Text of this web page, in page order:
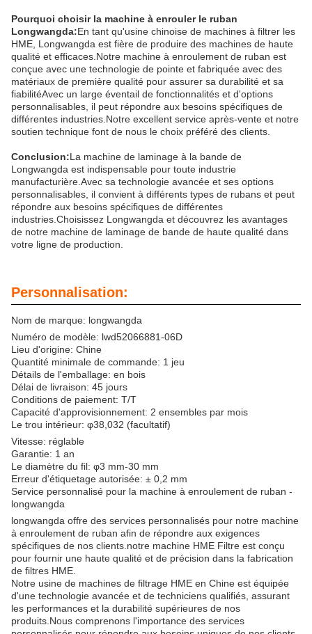
Pourquoi choisir la machine à enrouler le ruban
Longwangda:En tant qu'usine chinoise de machines à filtrer les
HME, Longwangda est fière de produire des machines de haute
qualité et efficaces.Notre machine à enroulement de ruban est
conçue avec une technologie de pointe et fabriquée avec des
matériaux de première qualité pour assurer sa durabilité et sa
fiabilitéAvec un large éventail de fonctionnalités et d'options
personnalisables, il peut répondre aux besoins spécifiques de
différentes industries.Notre excellent service après-vente et notre
soutien technique font de nous le choix préféré des clients.
Conclusion:La machine de laminage à la bande de
Longwangda est indispensable pour toute industrie
manufacturière.Avec sa technologie avancée et ses options
personnalisables, il convient à différents types de rubans et peut
répondre aux besoins spécifiques de différentes
industries.Choisissez Longwangda et découvrez les avantages
de notre machine de laminage de bande de haute qualité dans
votre ligne de production.
Personnalisation:
Nom de marque: longwangda
Numéro de modèle: lwd52066881-06D
Lieu d'origine: Chine
Quantité minimale de commande: 1 jeu
Détails de l'emballage: en bois
Délai de livraison: 45 jours
Conditions de paiement: T/T
Capacité d'approvisionnement: 2 ensembles par mois
Le trou intérieur: φ38,032 (facultatif)
Vitesse: réglable
Garantie: 1 an
Le diamètre du fil: φ3 mm-30 mm
Erreur d'étiquetage autorisée: ± 0,2 mm
Service personnalisé pour la machine à enroulement de ruban -
longwangda
longwangda offre des services personnalisés pour notre machine
à enroulement de ruban afin de répondre aux exigences
spécifiques de nos clients.notre machine HME Filtre est conçu
pour fournir une haute qualité et de précision dans la fabrication
de filtres HME.
Notre usine de machines de filtrage HME en Chine est équipée
d'une technologie avancée et de techniciens qualifiés, assurant
les performances et la durabilité supérieures de nos
produits.Nous comprenons l'importance des services